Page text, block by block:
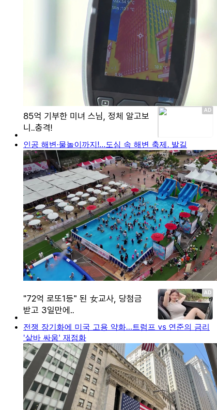
인공 해변·물놀이까지!…도심 속 해변 축제, 발길
전쟁 장기화에 미국 고용 약화…트럼프 vs 연준의 금리
'샅바 싸움' 재점화